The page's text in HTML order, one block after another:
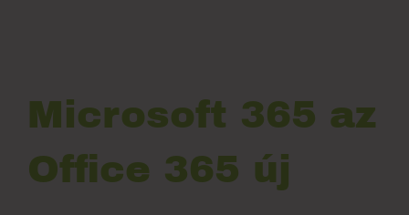
Microsoft 365 az
Office 365 új